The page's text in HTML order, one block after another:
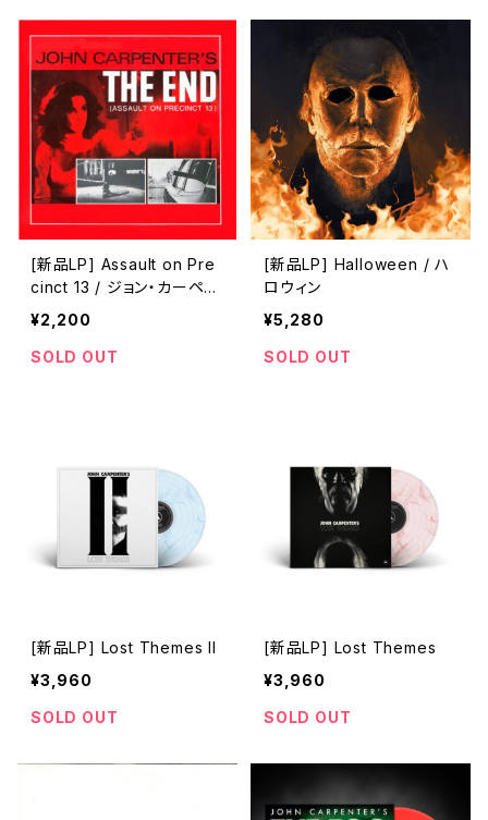
[新品LP] Assault on Pre
cinct 13 / ジョン・カーペン
ターの要塞警察
¥2,200
SOLD OUT
[新品LP] Halloween / ハ
ロウィン
¥5,280
SOLD OUT
[新品LP] Lost Themes II
¥3,960
SOLD OUT
[新品LP] Lost Themes
¥3,960
SOLD OUT